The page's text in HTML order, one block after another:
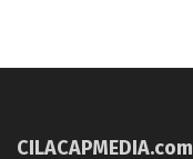
CILACAPMEDIA.com